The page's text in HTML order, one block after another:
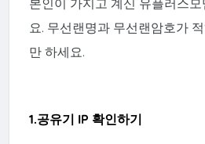
요. 무선랜명과 무선랜암호가
만 하세요.
1.공유기 IP 확인하기